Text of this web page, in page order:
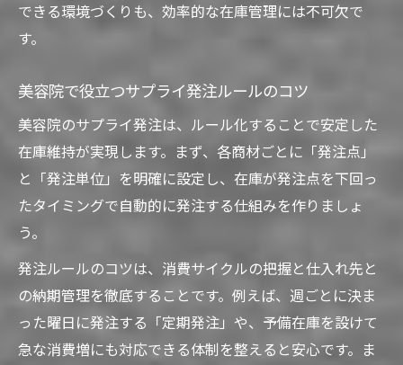
できる環境づくりも、効率的な在庫管理には不可欠で
す。
美容院で役立つサプライ発注ルールのコツ
美容院のサプライ発注は、ルール化することで安定した
在庫維持が実現します。まず、各商材ごとに「発注点」
と「発注単位」を明確に設定し、在庫が発注点を下回っ
たタイミングで自動的に発注する仕組みを作りましょ
う。
発注ルールのコツは、消費サイクルの把握と仕入れ先と
の納期管理を徹底することです。例えば、週ごとに決ま
った曜日に発注する「定期発注」や、予備在庫を設けて
急な消費増にも対応できる体制を整えると安心です。ま